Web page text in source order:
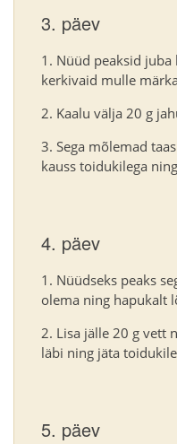
3. päev
Nüüd peaksid
kerkivaid mulle
Kaalu välja 20 g
Sega mõlemad
kauss toidukilega
4. päev
Nüüdseks peaks
olema ning hapukalt
Lisa jälle 20 g vett
läbi ning jäta
5. päev